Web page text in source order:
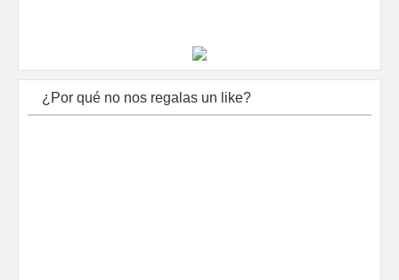
¿Por qué no nos regalas un like?